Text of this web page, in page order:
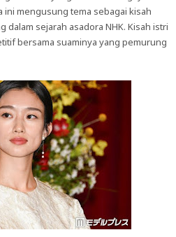
ini mengusung tema sebagai kisah
dalam sejarah asadora NHK. Kisah istri
bersama suaminya yang pemurung